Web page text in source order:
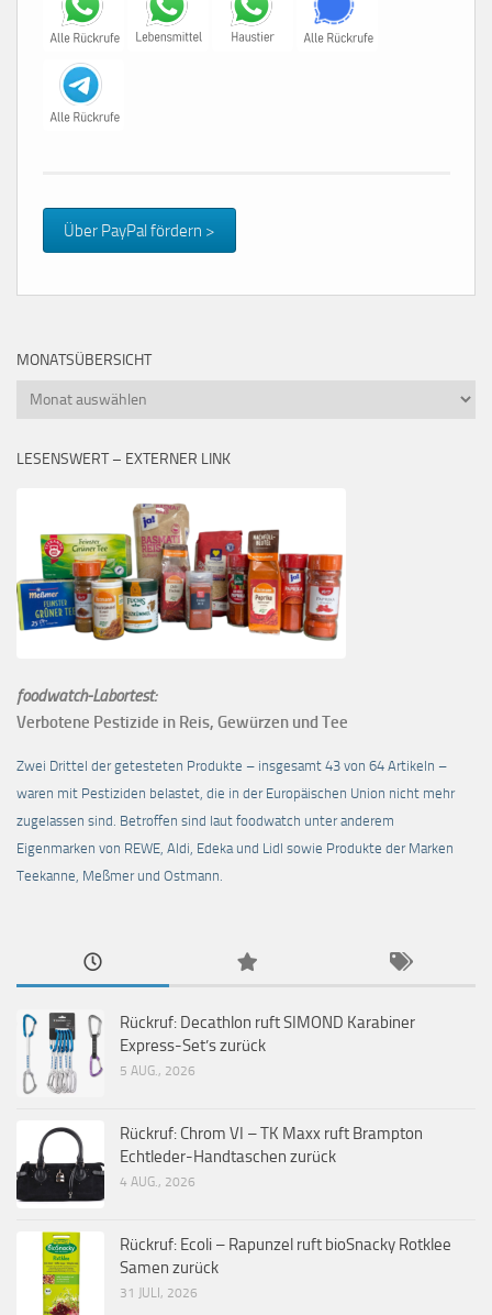
Über PayPal fördern >
MONATSÜBERSICHT
Monatsübersicht
LESENSWERT – EXTERNER LINK
foodwatch-Labortest:
Verbotene Pestizide in Reis, Gewürzen und Tee
Zwei Drittel der getesteten Produkte – insgesamt 43 von 64 Artikeln –
waren mit Pestiziden belastet, die in der Europäischen Union nicht mehr
zugelassen sind. Betroffen sind laut foodwatch unter anderem
Eigenmarken von REWE, Aldi, Edeka und Lidl sowie Produkte der Marken
Teekanne, Meßmer und Ostmann.
Rückruf: Decathlon ruft SIMOND Karabiner
Express-Set’s zurück
5 AUG., 2026
Rückruf: Chrom VI – TK Maxx ruft Brampton
Echtleder-Handtaschen zurück
4 AUG., 2026
Rückruf: Ecoli – Rapunzel ruft bioSnacky Rotklee
Samen zurück
31 JULI, 2026